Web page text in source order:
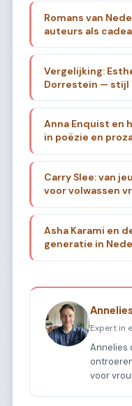
Romans van
auteurs als
Vergelijking:
Dorrestein — stijl
Anna Enquist en
in poëzie en
Carry Slee: van
voor volwassen
Asha Karami en
generatie in
Expert in
Annelies
voor